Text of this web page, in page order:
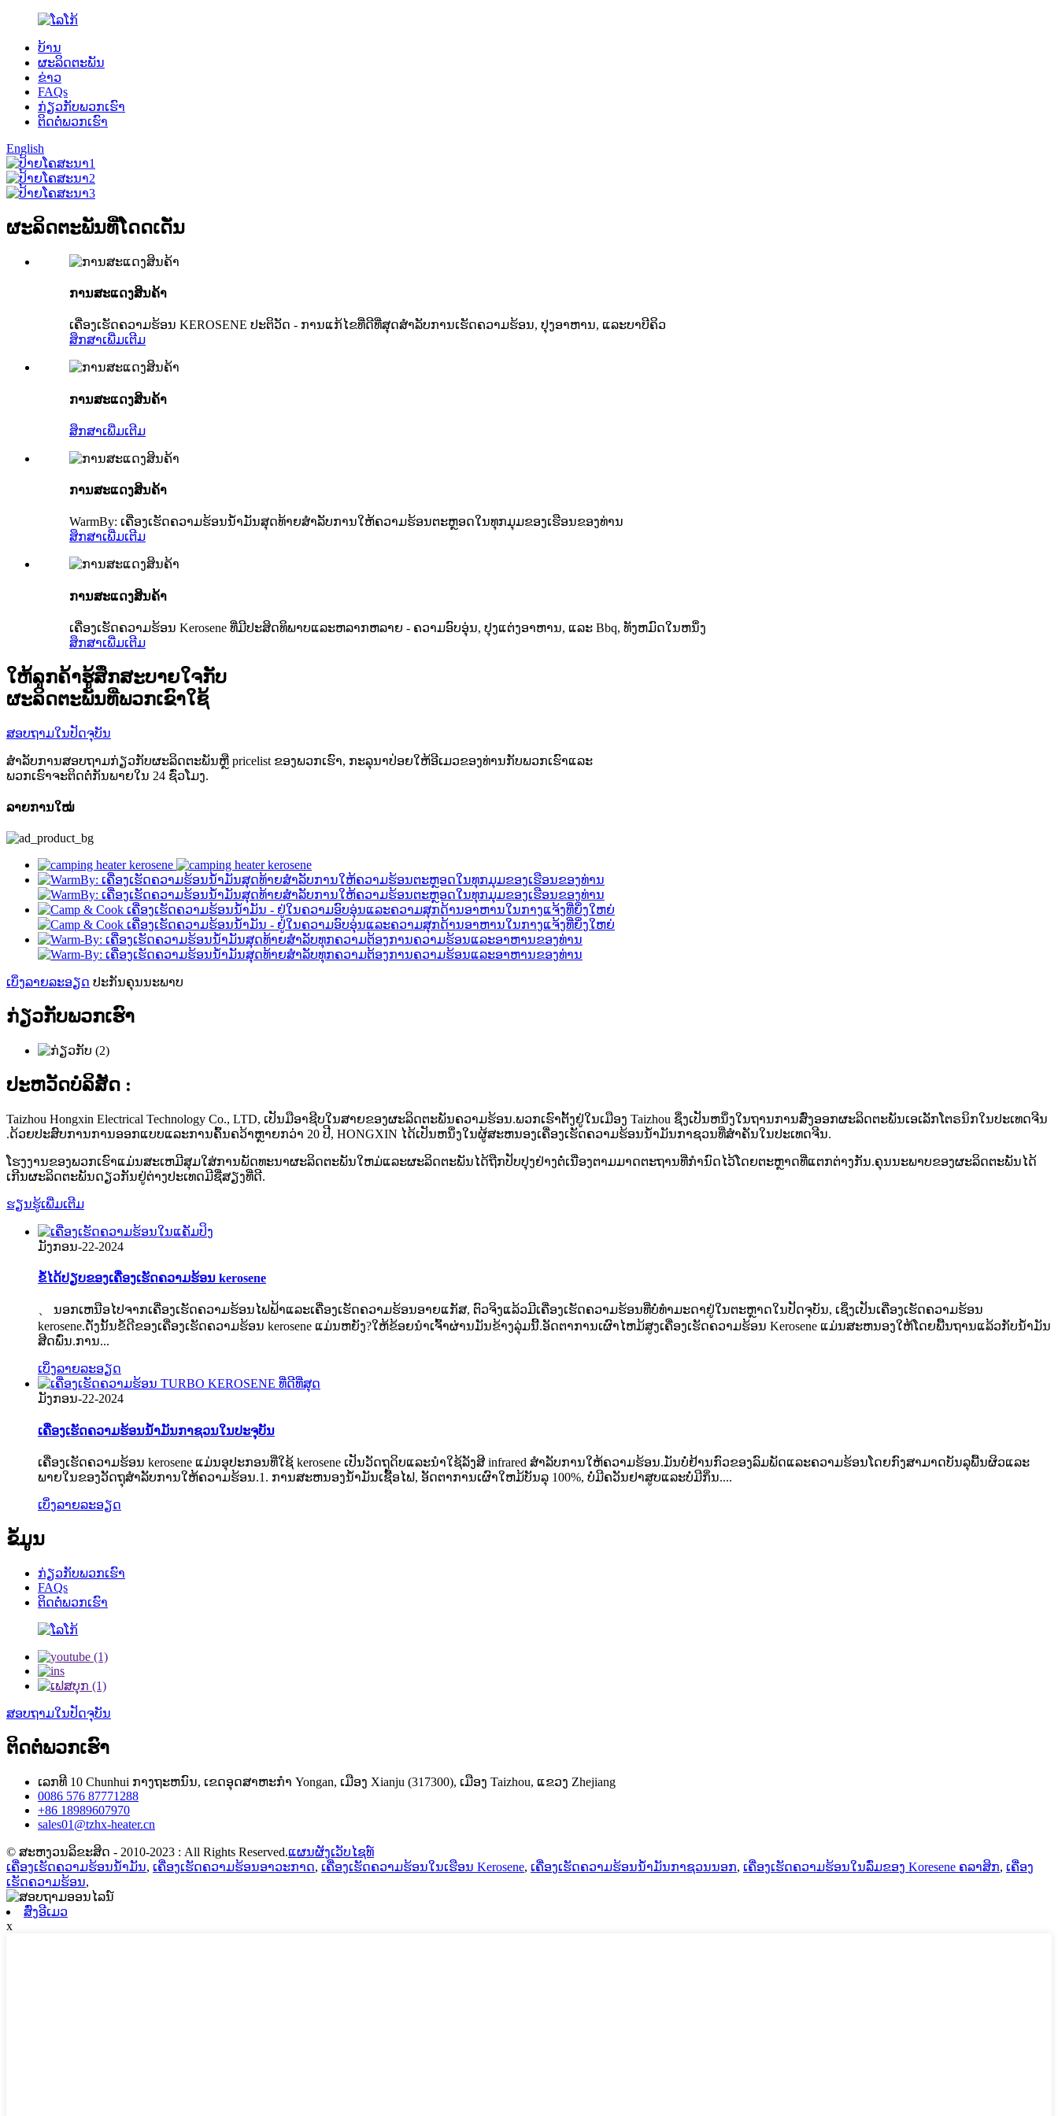
ບ້ານ
ຜະລິດຕະພັນ
ຂ່າວ
FAQs
ກ່ຽວ​ກັບ​ພວກ​ເຮົາ
ຕິດ​ຕໍ່​ພວກ​ເຮົາ
English
ຜະລິດຕະພັນທີ່ໂດດເດັ່ນ
ການສະແດງສິນຄ້າ
ເຄື່ອງເຮັດຄວາມຮ້ອນ KEROSENE ປະຕິວັດ - ການແກ້ໄຂທີ່ດີທີ່ສຸດສໍາລັບການເຮັດຄວາມຮ້ອນ, ປຸງອາຫານ, ແລະບາບີຄິວ
ສຶກສາເພີ່ມເຕີມ
ການສະແດງສິນຄ້າ
ສຶກສາເພີ່ມເຕີມ
ການສະແດງສິນຄ້າ
WarmBy: ເຄື່ອງເຮັດຄວາມຮ້ອນນ້ໍາມັນສຸດທ້າຍສໍາລັບການໃຫ້ຄວາມຮ້ອນຕະຫຼອດໃນທຸກມຸມຂອງເຮືອນຂອງທ່ານ
ສຶກສາເພີ່ມເຕີມ
ການສະແດງສິນຄ້າ
ເຄື່ອງເຮັດຄວາມຮ້ອນ Kerosene ທີ່ມີປະສິດທິພາບແລະຫລາກຫລາຍ - ຄວາມອົບອຸ່ນ, ປຸງແຕ່ງອາຫານ, ແລະ Bbq, ທັງຫມົດໃນຫນຶ່ງ
ສຶກສາເພີ່ມເຕີມ
ໃຫ້ລູກຄ້າຮູ້ສຶກສະບາຍໃຈກັບ
ຜະລິດຕະພັນທີ່ພວກເຂົາໃຊ້
ສອບ​ຖາມ​ໃນ​ປັດ​ຈຸ​ບັນ​
ສໍາ​ລັບ​ການ​ສອບ​ຖາມ​ກ່ຽວ​ກັບ​ຜະ​ລິດ​ຕະ​ພັນ​ຫຼື pricelist ຂອງ​ພວກ​ເຮົາ​, ກະ​ລຸ​ນາ​ປ່ອຍ​ໃຫ້​ອີ​ເມວ​ຂອງ​ທ່ານ​ກັບ​ພວກ​ເຮົາ​ແລະ​
ພວກເຮົາຈະຕິດຕໍ່ກັນພາຍໃນ 24 ຊົ່ວໂມງ.
ລາຍການໃໝ່
ເບິ່ງ​ລາຍ​ລະ​ອຽດ ປະ​ກັນ​ຄຸນ​ນະ​ພາບ
ກ່ຽວ​ກັບ​ພວກ​ເຮົາ
ປະ​ຫວັດ​ບໍ​ລິ​ສັດ :
Taizhou Hongxin Electrical Technology Co., LTD, ເປັນມືອາຊີບໃນສາຍຂອງຜະລິດຕະພັນຄວາມຮ້ອນ.ພວກ​ເຮົາ​ຕັ້ງ​ຢູ່​ໃນ​ເມືອງ Taizhou ຊຶ່ງ​ເປັນ​ຫນຶ່ງ​ໃນ​ຖານ​ການ​ສົ່ງ​ອອກ​ຜະ​ລິດ​ຕະ​ພັນ​ເອ​ເລັກ​ໂຕຣ​ນິກ​ໃນ​ປະ​ເທດ​ຈີນ​
.ດ້ວຍປະສົບການການອອກແບບແລະການຄົ້ນຄວ້າຫຼາຍກວ່າ 20 ປີ, HONGXIN ໄດ້ເປັນຫນຶ່ງໃນຜູ້ສະຫນອງເຄື່ອງເຮັດຄວາມຮ້ອນນ້ໍາມັນກາຊວນທີ່ສໍາຄັນໃນປະເທດຈີນ.
ໂຮງງານຂອງພວກເຮົາແມ່ນສະເຫມີສຸມໃສ່ການພັດທະນາຜະລິດຕະພັນໃຫມ່ແລະຜະລິດຕະພັນໄດ້ຖືກປັບປຸງຢ່າງຕໍ່ເນື່ອງຕາມມາດຕະຖານທີ່ກໍານົດໄວ້ໂດຍຕະຫຼາດທີ່ແຕກຕ່າງກັນ.ຄຸນນະພາບຂອງຜະລິດຕະພັນໄດ້
ເກີນຜະລິດຕະພັນດຽວກັນຢູ່ຕ່າງປະເທດມີຊື່ສຽງທີ່ດີ.
ຮຽນ​ຮູ້​ເພີ່ມ​ເຕີມ
ມັງກອນ-22-2024
ຂໍ້ໄດ້ປຽບຂອງເຄື່ອງເຮັດຄວາມຮ້ອນ kerosene
、 ນອກເຫນືອໄປຈາກເຄື່ອງເຮັດຄວາມຮ້ອນໄຟຟ້າແລະເຄື່ອງເຮັດຄວາມຮ້ອນອາຍແກັສ, ຕົວຈິງແລ້ວມີເຄື່ອງເຮັດຄວາມຮ້ອນທີ່ບໍ່ທໍາມະດາຢູ່ໃນຕະຫຼາດໃນປັດຈຸບັນ, ເຊິ່ງເປັນເຄື່ອງເຮັດຄວາມຮ້ອນ
kerosene.ດັ່ງນັ້ນຂໍ້ດີຂອງເຄື່ອງເຮັດຄວາມຮ້ອນ kerosene ແມ່ນຫຍັງ?ໃຫ້ຂ້ອຍນໍາເຈົ້າຜ່ານມັນຂ້າງລຸ່ມນີ້.ອັດຕາການເຜົາໄຫມ້ສູງເຄື່ອງເຮັດຄວາມຮ້ອນ Kerosene ແມ່ນສະຫນອງໃຫ້ໂດຍພື້ນຖານແລ້ວກັບນໍ້າມັນ
ສີດພົ່ນ.ການ...
ເບິ່ງ​ລາຍ​ລະ​ອຽດ
ມັງກອນ-22-2024
ເຄື່ອງເຮັດຄວາມຮ້ອນນ້ໍາມັນກາຊວນໃນປະຈຸບັນ
ເຄື່ອງເຮັດຄວາມຮ້ອນ kerosene ແມ່ນອຸປະກອນທີ່ໃຊ້ kerosene ເປັນວັດຖຸດິບແລະນໍາໃຊ້ລັງສີ infrared ສໍາລັບການໃຫ້ຄວາມຮ້ອນ.ມັນບໍ່ຢ້ານກົວຂອງລົມພັດແລະຄວາມຮ້ອນໂດຍກົງສາມາດບັນລຸພື້ນຜິວແລະ
ພາຍໃນຂອງວັດຖຸສໍາລັບການໃຫ້ຄວາມຮ້ອນ.1. ການສະຫນອງນໍ້າມັນເຊື້ອໄຟ, ອັດຕາການເຜົາໃຫມ້ບັນລຸ 100%, ບໍ່ມີຄວັນຢາສູບແລະບໍ່ມີກິ່ນ....
ເບິ່ງ​ລາຍ​ລະ​ອຽດ
ຂໍ້ມູນ
ກ່ຽວ​ກັບ​ພວກ​ເຮົາ
FAQs
ຕິດ​ຕໍ່​ພວກ​ເຮົາ
ສອບ​ຖາມ​ໃນ​ປັດ​ຈຸ​ບັນ​
ຕິດ​ຕໍ່​ພວກ​ເຮົາ
ເລກ​ທີ 10 Chunhui ກາງ​ຖະ​ຫນົນ​, ເຂດ​ອຸດ​ສາ​ຫະ​ກໍາ Yongan​, ເມືອງ Xianju (317300​)​, ເມືອງ Taizhou​, ແຂວງ Zhejiang
0086 576 87771288
+86 18989607970
sales01@tzhx-heater.cn
© ສະຫງວນລິຂະສິດ - 2010-2023 : All Rights Reserved.ແຜນຜັງເວັບໄຊທ໌
ເຄື່ອງເຮັດຄວາມຮ້ອນນໍ້າມັນ, ເຄື່ອງເຮັດຄວາມຮ້ອນອາວະກາດ, ເຄື່ອງເຮັດຄວາມຮ້ອນໃນເຮືອນ Kerosene, ເຄື່ອງເຮັດຄວາມຮ້ອນນ້ຳມັນກາຊວນນອກ, ເຄື່ອງເຮັດຄວາມຮ້ອນໃນລົ່ມຂອງ Koresene ຄລາສິກ, ເຄື່ອງ
ເຮັດຄວາມຮ້ອນ,
ສົ່ງອີເມວ
x